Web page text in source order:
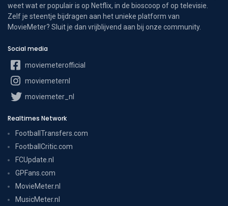
weet wat er populair is op Netflix, in de bioscoop of op televisie.
Zelf je steentje bijdragen aan het unieke platform van
MovieMeter? Sluit je dan vrijblijvend aan bij onze community.
Social media
moviemeterofficial
moviemeternl
moviemeter_nl
Realtimes Network
FootballTransfers.com
FootballCritic.com
FCUpdate.nl
GPFans.com
MovieMeter.nl
MusicMeter.nl